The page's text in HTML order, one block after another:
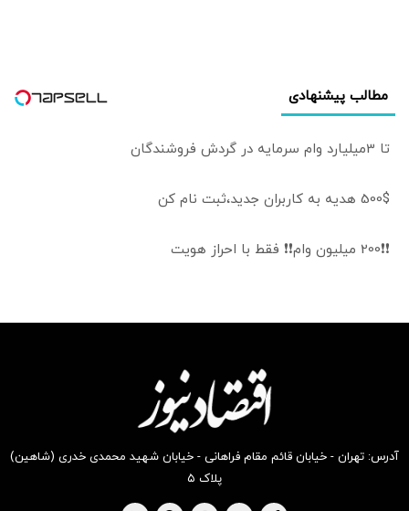
مطالب پیشنهادی
تا 3میلیارد وام سرمایه در گردش فروشندگان
500$ هدیه به کاربران جدید،ثبت نام کن
❗❗200 میلیون وام❗❗ فقط با احراز هویت
آدرس: تهران - خیابان قائم مقام فراهانی - خیابان شهید محمدی خدری (شاهین)
پلاک ۵